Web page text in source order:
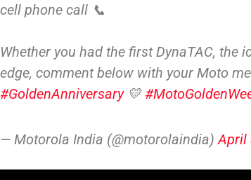
cell phone call 📞
Whether you had the first DynaTAC, the
edge, comment below with your Moto
#GoldenAnniversary💛
— Motorola India (@motorolaindia) April